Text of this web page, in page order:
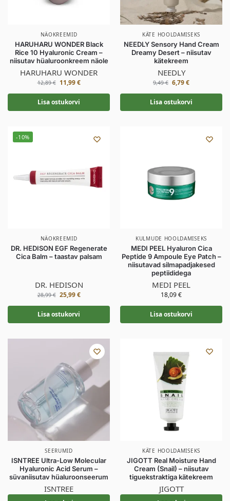
NÄOKREEMID
HARUHARU WONDER Black
Rice 10 Hyaluronic Cream –
niisutav hüaluroonkreem näole
HARUHARU WONDER
12,89€ 11,99€
Lisa ostukorvi
KÄTE HOOLDAMISEKS
NEEDLY Sensory Hand Cream
Dreamy Desert – niisutav
kätekreem
NEEDLY
9,49€ 6,79€
Lisa ostukorvi
-10%
NÄOKREEMID
DR. HEDISON EGF Regenerate
Cica Balm – taastav palsam
DR. HEDISON
28,99€ 25,99€
Lisa ostukorvi
KULMUDE HOOLDAMISEKS
MEDI PEEL Hyaluron Cica
Peptide 9 Ampoule Eye Patch –
niisutavad silmapadjakesed
peptiididega
MEDI PEEL
18,09€
Lisa ostukorvi
SEERUMID
ISNTREE Ultra-Low Molecular
Hyaluronic Acid Serum –
süvaniisutav hüaluroonseerum
ISNTREE
KÄTE HOOLDAMISEKS
JIGOTT Real Moisture Hand
Cream (Snail) – niisutav
tiguekstraktiga kätekreem
JIGOTT